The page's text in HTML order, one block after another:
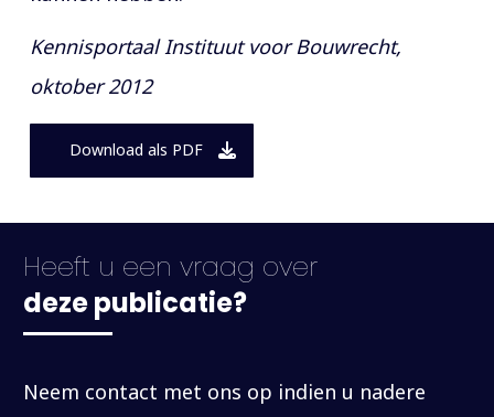
Kennisportaal Instituut voor Bouwrecht,
oktober 2012
Download als PDF
Heeft u een vraag over
deze publicatie?
Neem contact met ons op indien u nadere